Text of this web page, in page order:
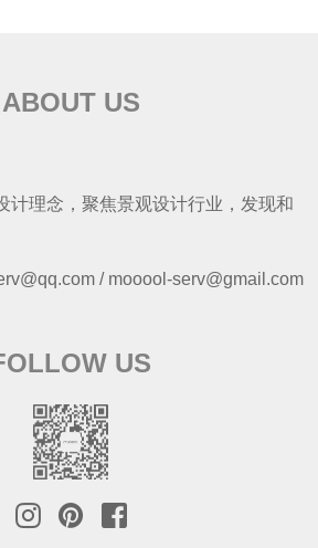
ABOUT US
计理念，聚焦景观设计行业，发现和
/ mooool-serv@gmail.com
US